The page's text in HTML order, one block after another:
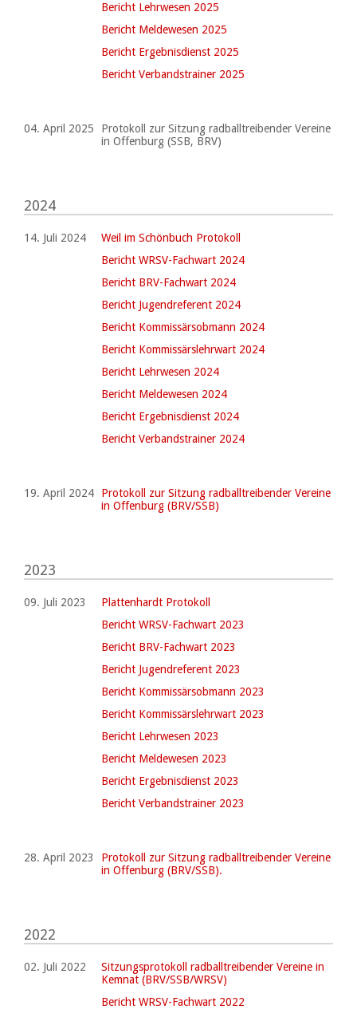
Bericht Lehrwesen 2025
Bericht Meldewesen 2025
Bericht Ergebnisdienst 2025
Bericht Verbandstrainer 2025
04. April 2025
Protokoll zur Sitzung radballtreibender Vereine
in Offenburg (SSB, BRV)
2024
14. Juli 2024
Weil im Schönbuch Protokoll
Bericht WRSV-Fachwart 2024
Bericht BRV-Fachwart 2024
Bericht Jugendreferent 2024
Bericht Kommissärsobmann 2024
Bericht Kommissärslehrwart 2024
Bericht Lehrwesen 2024
Bericht Meldewesen 2024
Bericht Ergebnisdienst 2024
Bericht Verbandstrainer 2024
19. April 2024
Protokoll zur Sitzung radballtreibender Vereine
in Offenburg (BRV/SSB)
2023
09. Juli 2023
Plattenhardt Protokoll
Bericht WRSV-Fachwart 2023
Bericht BRV-Fachwart 2023
Bericht Jugendreferent 2023
Bericht Kommissärsobmann 2023
Bericht Kommissärslehrwart 2023
Bericht Lehrwesen 2023
Bericht Meldewesen 2023
Bericht Ergebnisdienst 2023
Bericht Verbandstrainer 2023
28. April 2023
Protokoll zur Sitzung radballtreibender Vereine
in Offenburg (BRV/SSB).
2022
02. Juli 2022
Sitzungsprotokoll radballtreibender Vereine in
Kemnat (BRV/SSB/WRSV)
Bericht WRSV-Fachwart 2022